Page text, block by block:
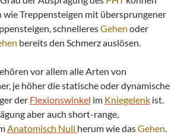
wie Treppensteigen mit übersprungener
schnelleresGehen oder
bereits den Schmerz auslösen.
vor allem alle Arten von
je höher die statische oder dynamische
der Flexionswinkel im Kniegelenk ist.
aber auch short-range,
Anatomisch Null herum wie dasGehen.